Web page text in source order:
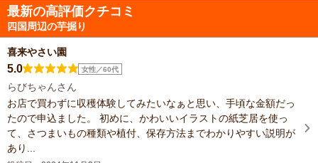
最新の高評価クチコミ
四国周辺の芋掘り
喜来やさい園
5.0 女性／60代
らびちゃんさん
お店で買わずに収穫体験してみたいなぁと思い、手頃な金額だっ
たので申込ました。 初めに、かわいいイラストの紙芝居を使っ
て、さつまいもの種類や植付、保存方法までわかりやすい説明が
あり...